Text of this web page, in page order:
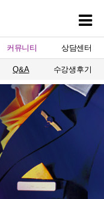
커뮤니티 상담센터
Q&A 수강생후기